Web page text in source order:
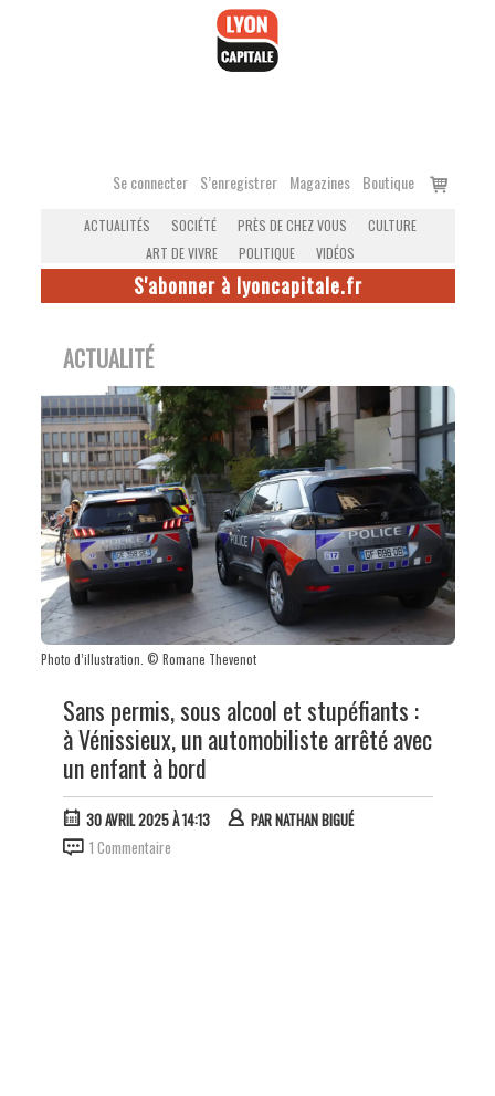
Se connecter S’enregistrer Magazines Boutique
Voir
ACTUALITÉS SOCIÉTÉ PRÈS DE CHEZ VOUS
CULTURE
ART DE VIVRE
POLITIQUE VIDÉOS
S'abonner à lyoncapitale.fr
ACTUALITÉ
Photo d’illustration. © Romane Thevenot
Sans permis, sous alcool et stupéfiants :
à Vénissieux, un automobiliste arrêté avec
un enfant à bord
30 AVRIL 2025 À 14:13 PARNATHAN BIGUÉ
1 Commentaire